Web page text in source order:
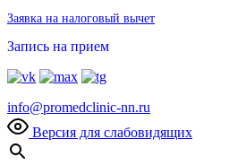
Заявка на налоговый вычет
Запись на прием
info@promedclinic-nn.ru
Версия для слабовидящих